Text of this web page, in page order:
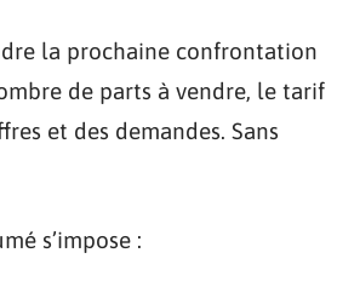
la prochaine confrontation
de parts à vendre, le tarif
et des demandes. Sans
s’impose :